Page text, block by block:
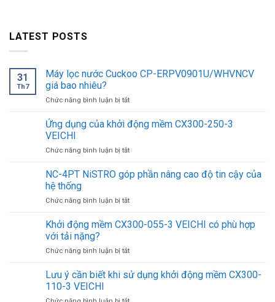
LATEST POSTS
31
Th7
Máy lọc nước Cuckoo CP-ERPV0901U/WHVNCV
giá bao nhiêu?
Chức năng bình luận bị tắtở
lọc
nước
CP-
giá
Ứng dụng của khởi động mềm CX300-250-3
VEICHI
Chức năng bình luận bị tắtở
dụng
của
động
CX300-
VEICHI
NC-4PT NiSTRO góp phần nâng cao độ tin cậy của
hệ thống
Chức năng bình luận bị tắtở
4PT
phần
cao
Khởi động mềm CX300-055-3 VEICHI có phù hợp
với tải nặng?
Chức năng bình luận bị tắtở
động
mềm
Lưu ý cần biết khi sử dụng khởi động mềm CX300-
110-3 VEICHI